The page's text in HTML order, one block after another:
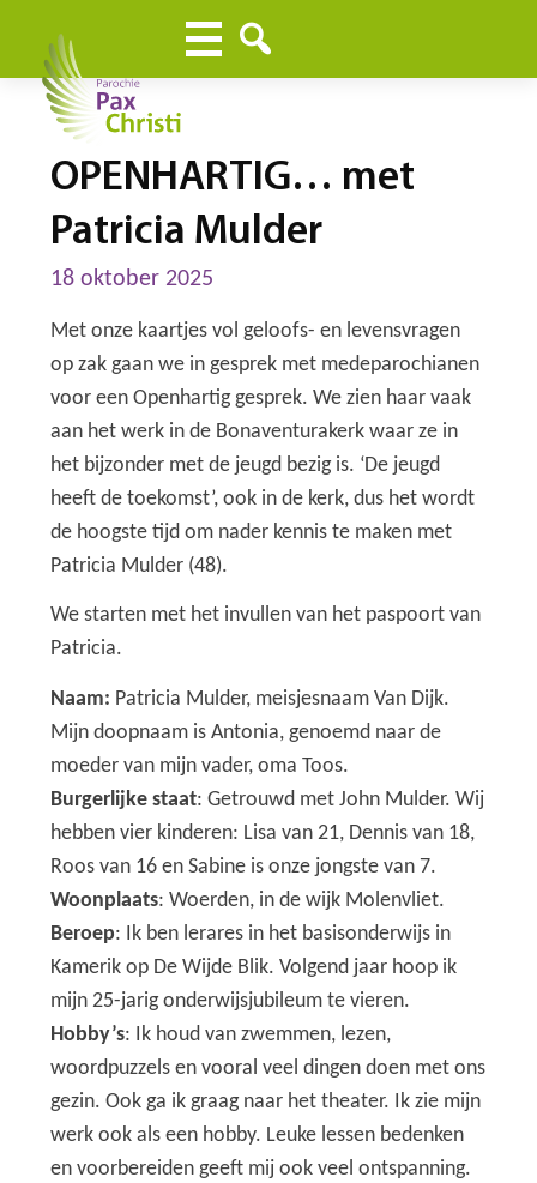
OPENHARTIG… met
Patricia Mulder
18 oktober 2025
Met onze kaartjes vol geloofs- en levensvragen
op zak gaan we in gesprek met medeparochianen
voor een Openhartig gesprek. We zien haar vaak
aan het werk in de Bonaventurakerk waar ze in
het bijzonder met de jeugd bezig is. ‘De jeugd
heeft de toekomst’, ook in de kerk, dus het wordt
de hoogste tijd om nader kennis te maken met
Patricia Mulder (48).
We starten met het invullen van het paspoort van
Patricia.
Naam: Patricia Mulder, meisjesnaam Van Dijk.
Mijn doopnaam is Antonia, genoemd naar de
moeder van mijn vader, oma Toos.
Burgerlijke staat: Getrouwd met John Mulder. Wij
hebben vier kinderen: Lisa van 21, Dennis van 18,
Roos van 16 en Sabine is onze jongste van 7.
Woonplaats: Woerden, in de wijk Molenvliet.
Beroep: Ik ben lerares in het basisonderwijs in
Kamerik op De Wijde Blik. Volgend jaar hoop ik
mijn 25-jarig onderwijsjubileum te vieren.
Hobby’s: Ik houd van zwemmen, lezen,
woordpuzzels en vooral veel dingen doen met ons
gezin. Ook ga ik graag naar het theater. Ik zie mijn
werk ook als een hobby. Leuke lessen bedenken
en voorbereiden geeft mij ook veel ontspanning.